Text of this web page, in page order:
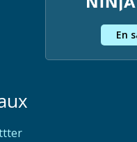
En